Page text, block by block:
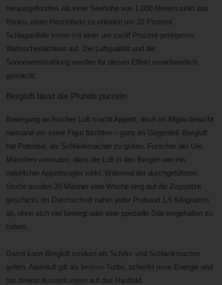
herausgefunden. Ab einer Seehöhe von 1.000 Metern sinkt das
Risiko, einen Herzinfarkt zu erleiden um 22 Prozent.
Schlaganfälle treten mit einer um zwölf Prozent geringeren
Wahrscheinlichkeit auf. Die Luftqualität und die
Sonneneinstrahlung werden für diesen Effekt verantwortlich
gemacht.
Bergluft lässt die Pfunde purzeln
Bewegung an frischer Luft macht Appetit, doch im Allgäu braucht
niemand um seine Figur fürchten – ganz im Gegenteil. Bergluft
hat Potential, als Schlankmacher zu gelten. Forscher der Uni
München vermuten, dass die Luft in den Bergen wie ein
natürlicher Appetitzügler wirkt. Während der durchgeführten
Studie wurden 20 Männer eine Woche lang auf die Zugspitze
geschickt. Im Durchschnitt nahm jeder Proband 1,5 Kilogramm
ab, ohne sich viel bewegt oder eine spezielle Diät eingehalten zu
haben.
Damit kann Bergluft rundum als Schön- und Schlankmacher
gelten. Alpenluft gilt als Immun-Turbo, schenkt neue Energie und
hat direkte Auswirkungen auf das Hautbild.